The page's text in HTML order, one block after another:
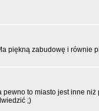
piękną zabudowę i równie
to miasto jest inne niż
;)